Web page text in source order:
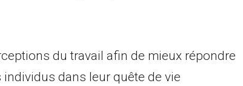
du travail afin de mieux répondre
dans leur quête de vie